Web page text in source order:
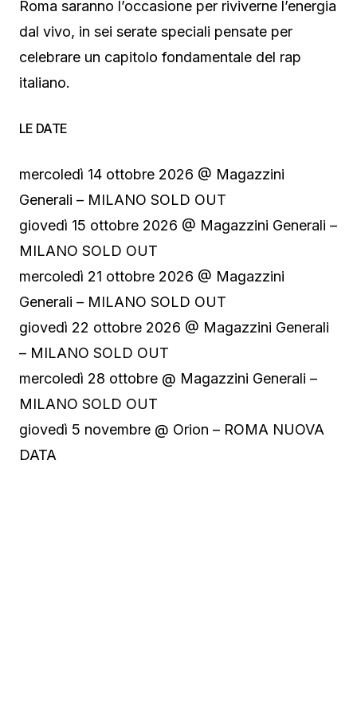
Roma saranno l’occasione per riviverne l’energia
dal vivo, in sei serate speciali pensate per
celebrare un capitolo fondamentale del rap
italiano.
LE DATE
mercoledì 14 ottobre 2026 @ Magazzini
Generali – MILANO SOLD OUT
giovedì 15 ottobre 2026 @ Magazzini Generali –
MILANO SOLD OUT
mercoledì 21 ottobre 2026 @ Magazzini
Generali – MILANO SOLD OUT
giovedì 22 ottobre 2026 @ Magazzini Generali
– MILANO SOLD OUT
mercoledì 28 ottobre @ Magazzini Generali –
MILANO SOLD OUT
giovedì 5 novembre @ Orion – ROMA NUOVA
DATA